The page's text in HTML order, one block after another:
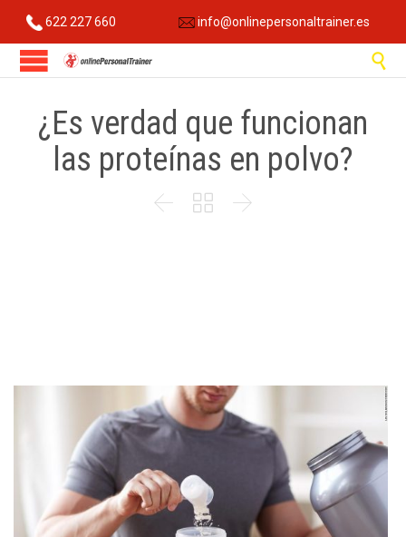
622 227 660 info@onlinepersonaltrainer.es

¿Es verdad que funcionan
las proteínas en polvo?
  